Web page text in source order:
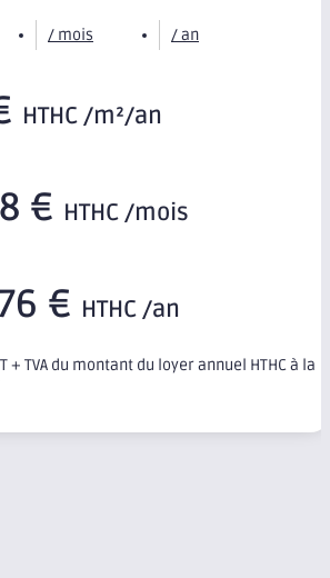
/ mois / an
HTHC /m²/an
€ HTHC /mois
€ HTHC /an
+ TVA du montant du loyer annuel HTHC à la